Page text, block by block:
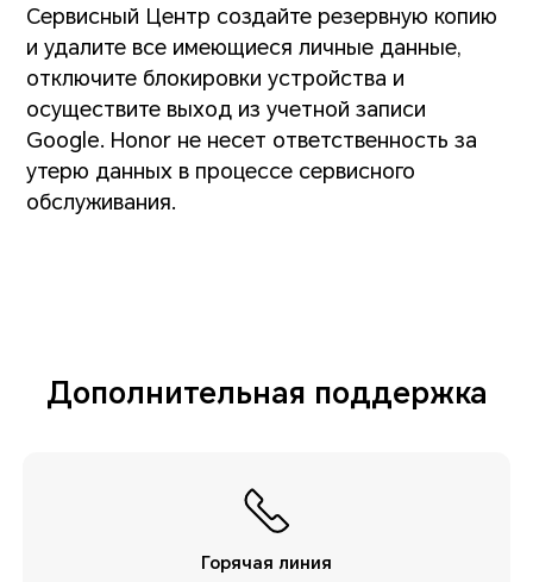
Сервисный Центр создайте резервную копию
и удалите все имеющиеся личные данные,
отключите блокировки устройства и
осуществите выход из учетной записи
Google. Honor не несет ответственность за
утерю данных в процессе сервисного
обслуживания.
Дополнительная поддержка
Горячая линия